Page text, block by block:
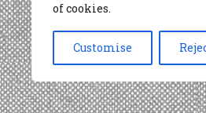
of cookies.
Customise